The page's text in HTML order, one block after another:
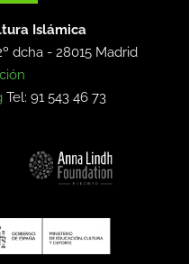
Islámica
dcha -28015 Madrid
Tel: 91 543 46 73